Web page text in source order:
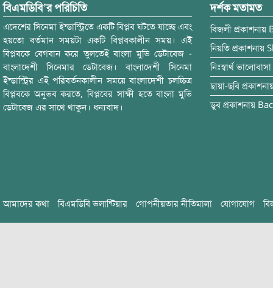
বিএমডিবি’র পরিচিতি
এদেশের সিনেমা ইন্ডাস্ট্রিতে একটি বিপ্লব ঘটতে যাচ্ছে এবং
হয়তো বর্তমান সময়টা একটি বিপ্লবকালীন সময়। এই
বিপ্লবকে বেগবান করে তুলতেই বাংলা মুভি ডেটাবেজ -
বাংলাদেশী সিনেমার ডেটাবেজ। বাংলাদেশী সিনেমা
ইন্ডাস্ট্রির এই পরিবর্তনকালীন সময়ে বাংলাদেশী চলচ্চিত্র
বিপ্লবকে অনুভব করতে, বিপ্লবের সাক্ষী হতে বাংলা মুভি
ডেটাবেজ এর সাথে থাকুন। ধন্যবাদ।
দর্শক মতামত
বিজলী প্রকাশনায়
নিয়তি প্রকাশনায়
নিঃস্বার্থ ভালোবাসা
ছায়া-ছবি
ডুব প্রকাশনায়
আমাদের কথা বিএমডিবি ভলান্টিয়ার গোপনীয়তার নীতিমালা যোগাযোগ